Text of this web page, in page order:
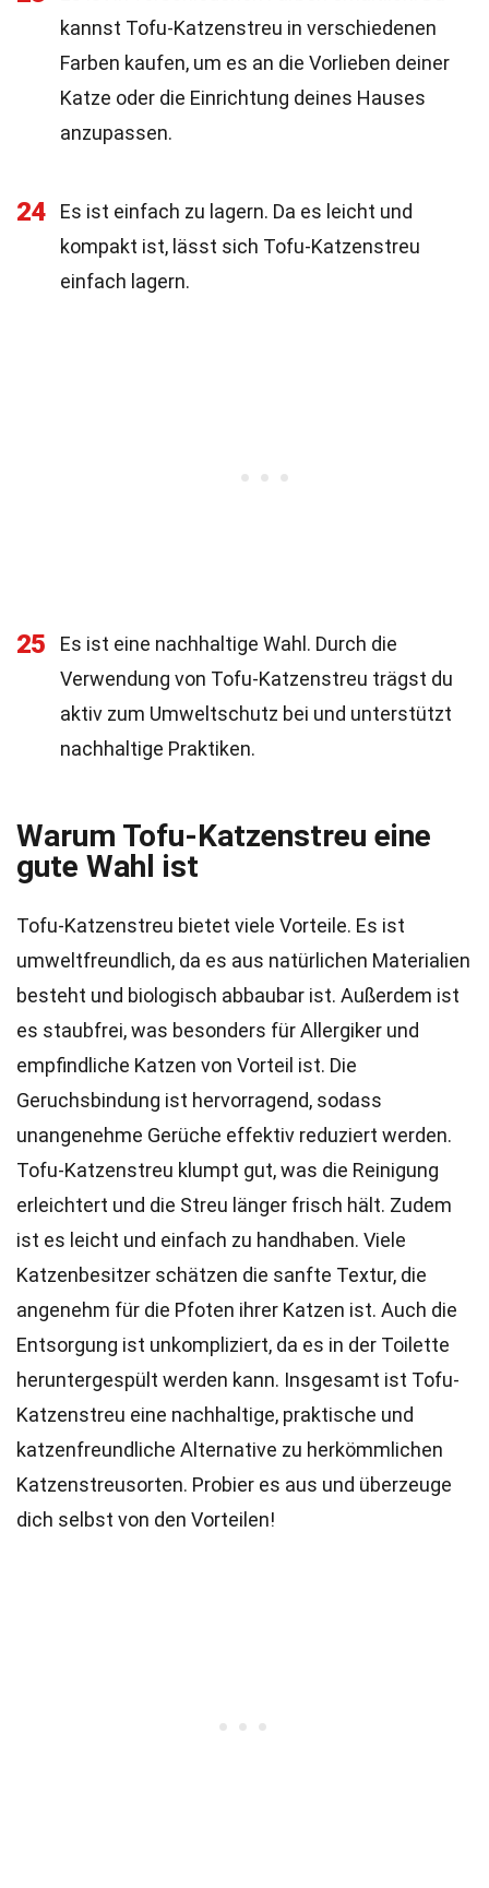
kannst Tofu-Katzenstreu in verschiedenen
Farben kaufen, um es an die Vorlieben deiner
Katze oder die Einrichtung deines Hauses
anzupassen.
24
Es ist einfach zu lagern. Da es leicht und
kompakt ist, lässt sich Tofu-Katzenstreu
einfach lagern.
25
Es ist eine nachhaltige Wahl. Durch die
Verwendung von Tofu-Katzenstreu trägst du
aktiv zum Umweltschutz bei und unterstützt
nachhaltige Praktiken.
Warum Tofu-Katzenstreu eine
gute Wahl ist
Tofu-Katzenstreu bietet viele Vorteile. Es ist
umweltfreundlich, da es aus natürlichen Materialien
besteht und biologisch abbaubar ist. Außerdem ist
es staubfrei, was besonders für Allergiker und
empfindliche Katzen von Vorteil ist. Die
Geruchsbindung ist hervorragend, sodass
unangenehme Gerüche effektiv reduziert werden.
Tofu-Katzenstreu klumpt gut, was die Reinigung
erleichtert und die Streu länger frisch hält. Zudem
ist es leicht und einfach zu handhaben. Viele
Katzenbesitzer schätzen die sanfte Textur, die
angenehm für die Pfoten ihrer Katzen ist. Auch die
Entsorgung ist unkompliziert, da es in der Toilette
heruntergespült werden kann. Insgesamt ist Tofu-
Katzenstreu eine nachhaltige, praktische und
katzenfreundliche Alternative zu herkömmlichen
Katzenstreusorten. Probier es aus und überzeuge
dich selbst von den Vorteilen!